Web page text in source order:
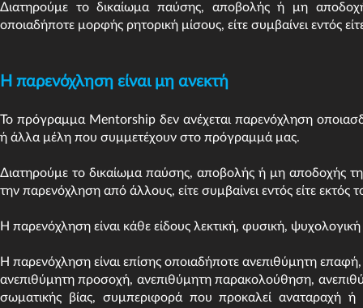
Διατηρούμε το δικαίωμα παύσης, αποβολής ή μη
οποιαδήποτε μορφής ρητορική μίσους, είτε συμβαίνει εντός
Η παρενόχληση είναι μη ανεκτή
Το πρόγραμμα Mentorship δεν ανέχεται παρενόχληση
ή άλλα μέλη που συμμετέχουν στο πρόγραμμά μας.
Διατηρούμε το δικαίωμα παύσης, αποβολής ή μη αποδοχής
την παρενόχληση από άλλους, είτε συμβαίνει εντός είτε
Η παρενόχληση είναι κάθε είδους λεκτική, φυσική,
Η παρενόχληση είναι επίσης οποιαδήποτε ανεπιθύμητη επαφή,
ανεπιθύμητη προσοχή, ανεπιθύμητη παρακολούθηση,
σωματικής βίας, συμπεριφορά που προκαλεί αναταραχή ή